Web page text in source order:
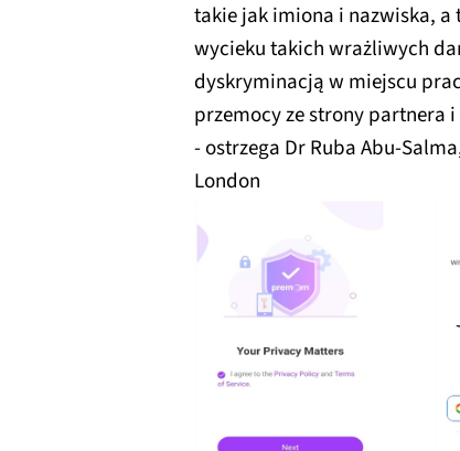
takie jak imiona i nazwiska, a
wycieku takich wrażliwych
dyskryminacją w miejscu
przemocy ze strony partnera
- ostrzega Dr Ruba Abu-
London